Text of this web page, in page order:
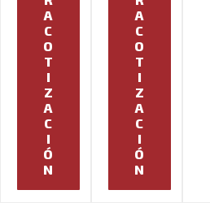
A
C
O
T
I
Z
A
C
I
Ó
N
A
C
O
T
I
Z
A
C
I
Ó
N